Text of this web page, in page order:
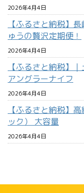
2026年4月4日
【ふるさと納税】
ゅうの贅沢定期便！
2026年4月4日
【ふるさと納税】
アングラーナイフ
2026年4月4日
【ふるさと納税】
ック） 大容量
2026年4月4日